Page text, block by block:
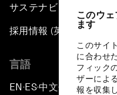
このウ
ます
このサイ
に合わせ
フィック
ザーによ
報を収集
サステナビリティへの取
採用情報 (英語のみ)
言語
EN ▪ES▪中文▪ 日本語